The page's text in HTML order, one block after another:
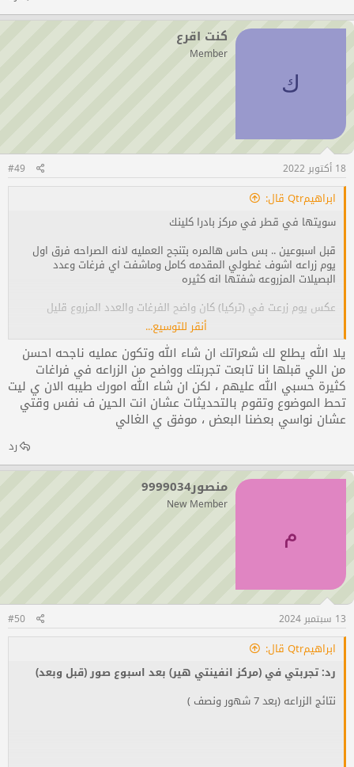
ك
كنت اقرع
Member
18 أكتوبر 2022 #49
ابراهيمQtr قال:
سويتها في قطر في مركز بادرا كلينك
قبل اسبوعين .. بس حاس هالمره بتنجح العمليه لانه الصراحه فرق اول
يوم زراعه اشوف غطولي المقدمه كامل وماشفت اي فرغات وعدد
البصيلات المزروعه شفتها انه كثيره
عكس يوم زرعت في (تركيا) كان واضح الفرغات والعدد المزروع قليل
فرق كبير الصراحه والزراعه في تركيا مااسميها زراعه
راح احط تجربتي كامله مع الصور لما اكمل 4 شهور
أنقر للتوسيع...
يلا الله يطلع لك شعراتك ان شاء الله وتكون عمليه ناجحه احسن
من اللي قبلها انا تابعت تجربتك وواضح من الزراعه في فراغات
كثيرة حسبي الله عليهم ، لكن ان شاء الله امورك طيبه الان ي ليت
تحط الموضوع وتقوم بالتحديثات عشان انت الحين ف نفس وقتي
عشان نواسي بعضنا البعض ، موفق ي الغالي
رد
م
منصور9999034
New Member
13 سبتمبر 2024 #50
ابراهيمQtr قال:
رد: تجربتي في (مركز انفينتي هير) بعد اسبوع صور (قبل وبعد)
نتائج الزراعه (بعد 7 شهور ونصف )